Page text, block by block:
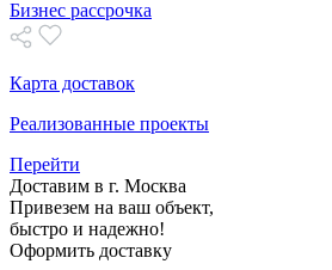
Бизнес рассрочка
Карта доставок
Реализованные проекты
Перейти
Доставим в г. Москва
Привезем на ваш объект,
быстро и надежно!
Оформить доставку